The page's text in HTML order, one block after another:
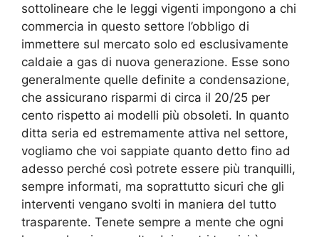
sottolineare che le leggi vigenti impongono a chi
commercia in questo settore l’obbligo di
immettere sul mercato solo ed esclusivamente
caldaie a gas di nuova generazione. Esse sono
generalmente quelle definite a condensazione,
che assicurano risparmi di circa il 20/25 per
cento rispetto ai modelli più obsoleti. In quanto
ditta seria ed estremamente attiva nel settore,
vogliamo che voi sappiate quanto detto fino ad
adesso perché così potrete essere più tranquilli,
sempre informati, ma soprattutto sicuri che gli
interventi vengano svolti in maniera del tutto
trasparente. Tenete sempre a mente che ogni